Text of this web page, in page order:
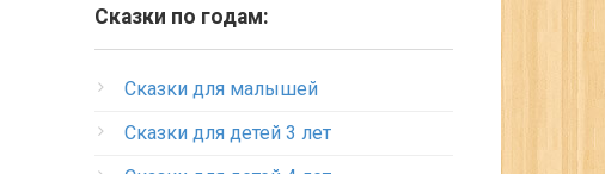
Сказки по годам:
Сказки для малышей
Сказки для детей 3 лет